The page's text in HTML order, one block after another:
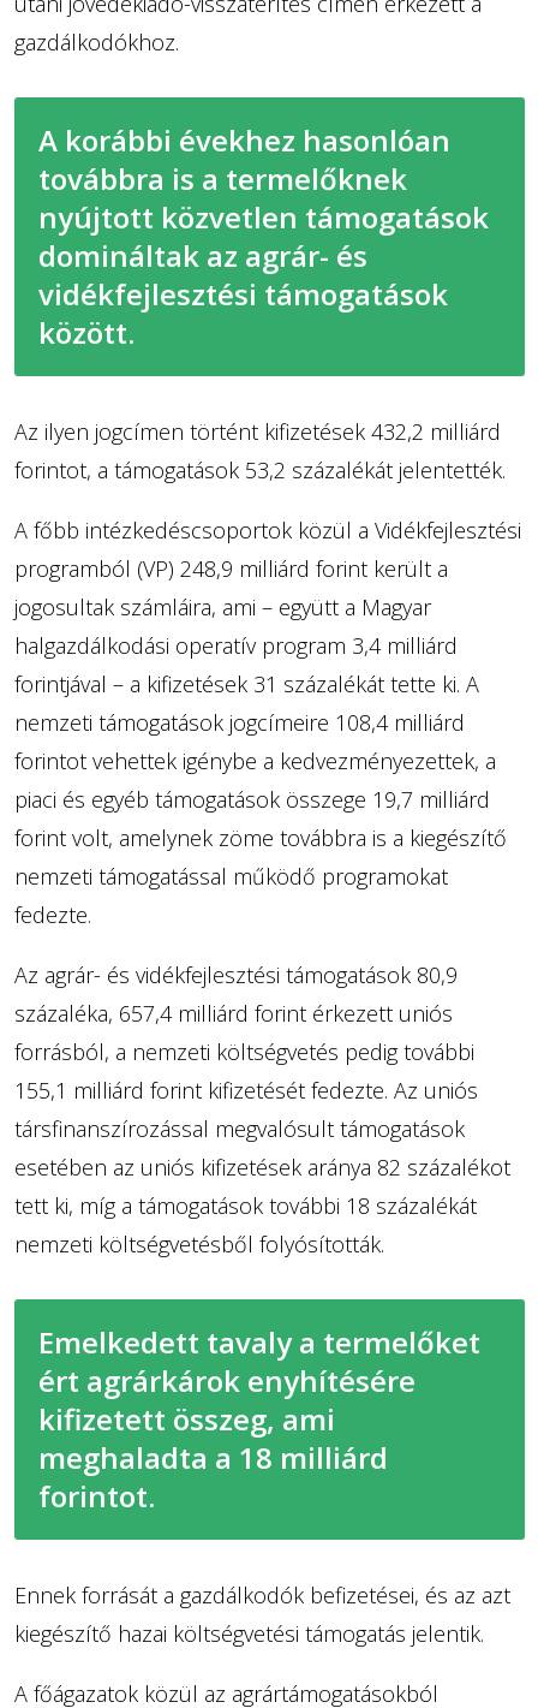
gazdálkodókhoz.
A korábbi évekhez hasonlóan
továbbra is a termelőknek
nyújtott közvetlen támogatások
domináltak az agrár- és
vidékfejlesztési támogatások
között.
Az ilyen jogcímen történt kifizetések 432,2 milliárd
forintot, a támogatások 53,2 százalékát jelentették.
A főbb intézkedéscsoportok közül a Vidékfejlesztési
programból (VP) 248,9 milliárd forint került a
jogosultak számláira, ami – együtt a Magyar
halgazdálkodási operatív program 3,4 milliárd
forintjával – a kifizetések 31 százalékát tette ki. A
nemzeti támogatások jogcímeire 108,4 milliárd
forintot vehettek igénybe a kedvezményezettek, a
piaci és egyéb támogatások összege 19,7 milliárd
forint volt, amelynek zöme továbbra is a kiegészítő
nemzeti támogatással működő programokat
fedezte.
Az agrár- és vidékfejlesztési támogatások 80,9
százaléka, 657,4 milliárd forint érkezett uniós
forrásból, a nemzeti költségvetés pedig további
155,1 milliárd forint kifizetését fedezte. Az uniós
társfinanszírozással megvalósult támogatások
esetében az uniós kifizetések aránya 82 százalékot
tett ki, míg a támogatások további 18 százalékát
nemzeti költségvetésből folyósították.
Emelkedett tavaly a termelőket
ért agrárkárok enyhítésére
kifizetett összeg, ami
meghaladta a 18 milliárd
forintot.
Ennek forrását a gazdálkodók befizetései, és az azt
kiegészítő hazai költségvetési támogatás jelentik.
A főágazatok közül az agrártámogatásokból